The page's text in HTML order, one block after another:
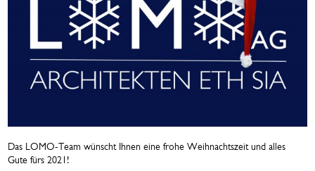
Das LOMO-Team wünscht Ihnen eine frohe Weihnachtszeit und alles
Gute fürs 2021!